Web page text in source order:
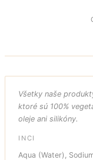
Všetky naše
ktoré sú 100%
oleje ani silikóny.
INCI
Aqua (Water),